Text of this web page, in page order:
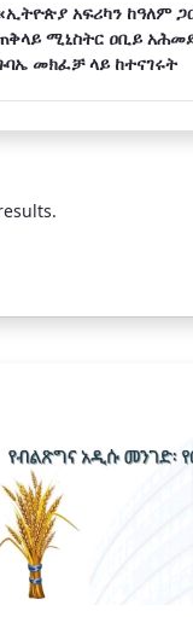
አፍሪካን ከዓለም
ሚኒስትር ዐቢይ
መክፈቻ ላይ ከተናገሩት